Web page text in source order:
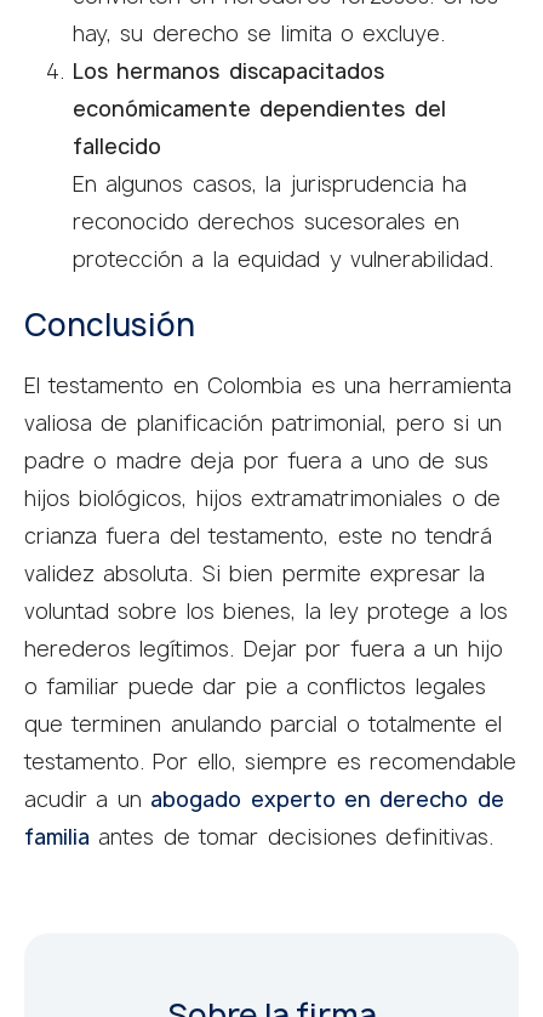
hay, su derecho se limita o excluye.
Los hermanos discapacitados
económicamente dependientes del
fallecido
En algunos casos, la jurisprudencia ha
reconocido derechos sucesorales en
protección a la equidad y vulnerabilidad.
Conclusión
El testamento en Colombia es una herramienta
valiosa de planificación patrimonial, pero si un
padre o madre deja por fuera a uno de sus
hijos biológicos, hijos extramatrimoniales o de
crianza fuera del testamento, este no tendrá
validez absoluta. Si bien permite expresar la
voluntad sobre los bienes, la ley protege a los
herederos legítimos. Dejar por fuera a un hijo
o familiar puede dar pie a conflictos legales
que terminen anulando parcial o totalmente el
testamento. Por ello, siempre es recomendable
acudir a un abogado experto en derecho de
familia antes de tomar decisiones definitivas.